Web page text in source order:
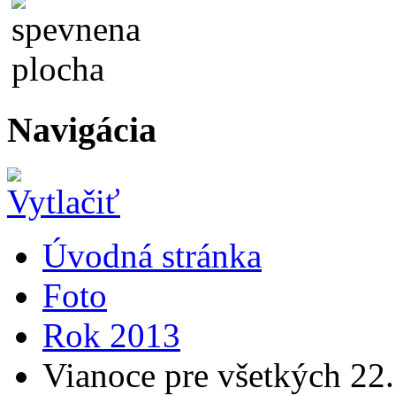
Navigácia
Úvodná stránka
Foto
Rok 2013
Vianoce pre všetkých